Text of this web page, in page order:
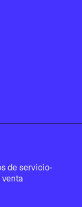
de servicio-
venta